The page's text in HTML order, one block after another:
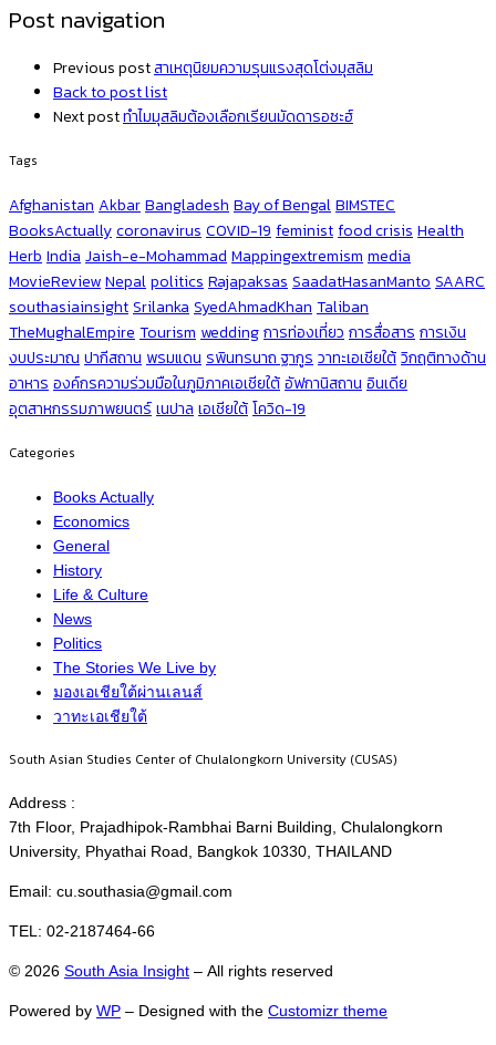
Post navigation
Previous postสาเหตุนิยมความรุนแรงสุดโต่งมุสลิม
Back to post list
Next postทำไมมุสลิมต้องเลือกเรียนมัดดารอซะฮ์
Tags
Afghanistan AkbarBangladesh Bay of BengalBIMSTEC
BooksActuallycoronavirus COVID-19 feministfood crisis Health
Herb India Jaish-e-Mohammad Mappingextremism media
MovieReviewNepalpolitics Rajapaksas SaadatHasanManto SAARC
southasiainsightSrilanka SyedAhmadKhan Taliban
TheMughalEmpire Tourism weddingการท่องเที่ยว การสื่อสาร การเงิน
งบประมาณ ปากีสถาน พรมแดน รพินทรนาถ ฐากูร วาทะเอเชียใต้วิกฤติทางด้าน
อาหาร องค์กรความร่วมมือในภูมิภาคเอเชียใต้อัฟกานิสถาน อินเดีย
อุตสาหกรรมภาพยนตร์เนปาล เอเชียใต้โควิด-19
Categories
Books Actually
Economics
General
History
Life & Culture
News
Politics
The Stories We Live by
มองเอเชียใต้ผ่านเลนส์
วาทะเอเชียใต้
South Asian Studies Center of Chulalongkorn University (CUSAS)
Address :
7th Floor, Prajadhipok-Rambhai Barni Building, Chulalongkorn
University, Phyathai Road, Bangkok 10330, THAILAND
Email: cu.southasia@gmail.com
TEL: 02-2187464-66
© 2026 South Asia Insight – All rights reserved
Powered by WP – Designed with the Customizr theme